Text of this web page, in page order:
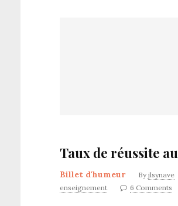
Taux de réussite
Billet d'humeur By jlsynave
enseignement
6 Comments